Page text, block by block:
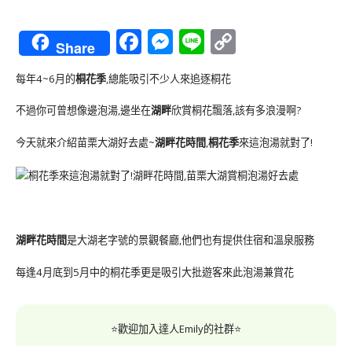
Share Facebook
Messenger
Line
每年4~6月的桐花季,總能吸引不少人來追逐桐花
不過你可曾想像邊泡湯,邊坐在湖畔欣賞桐花飄落,該有多浪漫啊?
今天就來介紹苗栗大湖好去處~湖畔花時間,桐花季來這泡湯就對了!
湖畔花時間是大湖老字號的景觀餐廳,他們也有提供住宿和溫泉服務
每逢4月底到5月中的桐花季更是吸引大批遊客來此泡湯兼賞花
⭐歡迎加入達人Emily的社群⭐